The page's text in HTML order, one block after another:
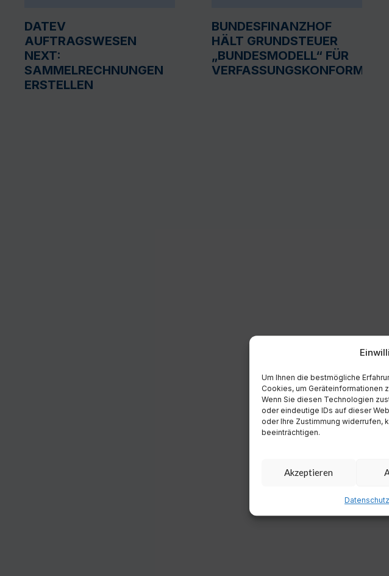
Um Ihnen die bestmögliche
Cookies, um Geräteinformationen
Wenn Sie diesen Technologien
oder eindeutige IDs auf dieser
oder Ihre Zustimmung widerrufen,
beeinträchtigen.
Akzeptieren
Datenschutz
DATEV
AUFTRAGSWESEN
NEXT:
SAMMELRECHNUNGEN
ERSTELLEN
BUNDESFINANZHOF
HÄLT GRUNDSTEUER
„BUNDESMODELL“ FÜR
VERFASSUNGSKONFORM